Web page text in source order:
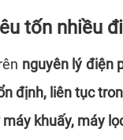
tốn nhiều
nguyên lý điện
định, liên tục
máy khuấy, máy